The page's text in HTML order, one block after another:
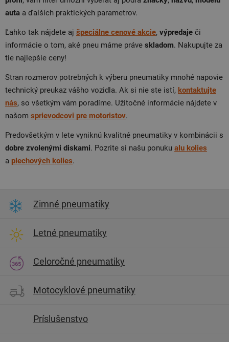
auta a ďalších praktických parametrov.
Ľahko tak nájdete aj špeciálne cenové akcie, výpredaje či
informácie o tom, aké pneu máme práve skladom. Nakupujte za
tie najlepšie ceny!
Stran rozmerov potrebných k výberu pneumatiky mnohé napovie
technický preukaz vášho vozidla. Ak si nie ste istí, kontaktujte
nás, so všetkým vám poradíme. Užitočné informácie nájdete v
našom sprievodcovi pre motoristov.
Predovšetkým v lete vyniknú kvalitné pneumatiky v kombinácii s
dobre zvolenými diskami. Pozrite si našu ponuku alu kolies
a plechových kolies.
Zimné pneumatiky
Letné pneumatiky
Celoročné pneumatiky
Motocyklové pneumatiky
Príslušenstvo